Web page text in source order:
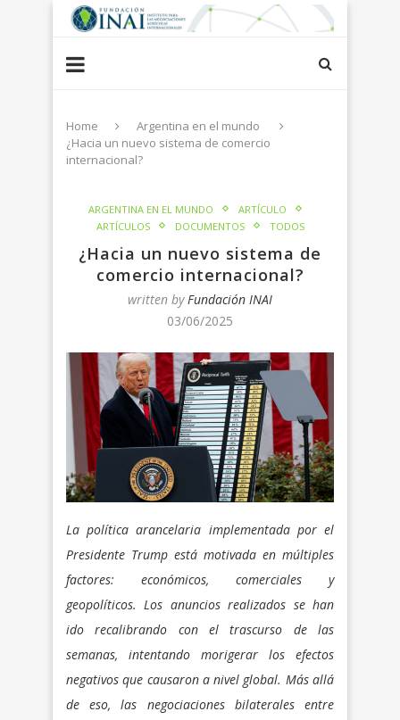
Home
Argentina en el mundo
¿Hacia un nuevo sistema de comercio
internacional?
ARGENTINA EN EL MUNDO
ARTÍCULO
ARTÍCULOS
DOCUMENTOS TODOS
¿Hacia un nuevo sistema de
comercio internacional?
written by Fundación INAI
03/06/2025
La política arancelaria implementada por el
Presidente Trump está motivada en múltiples
factores: económicos, comerciales y
geopolíticos. Los anuncios realizados se han
ido recalibrando con el trascurso de las
semanas, intentando morigerar los efectos
negativos que causaron a nivel global. Más allá
de eso, las negociaciones bilaterales entre